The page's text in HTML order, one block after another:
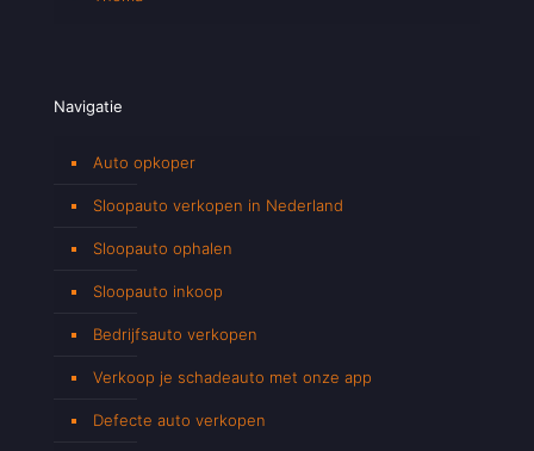
Navigatie
Auto opkoper
Sloopauto verkopen in Nederland
Sloopauto ophalen
Sloopauto inkoop
Bedrijfsauto verkopen
Verkoop je schadeauto met onze app
Defecte auto verkopen